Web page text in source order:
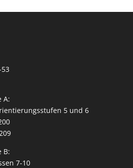
A:
5 und 6
B:
7-10